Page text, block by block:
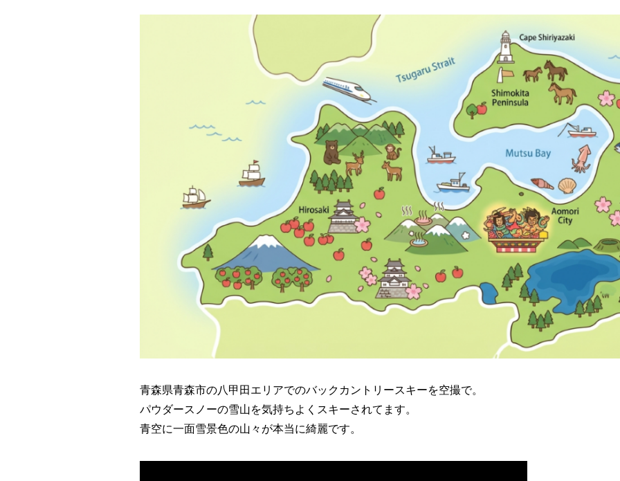
青森県青森市の八甲田エリアでのバックカントリースキーを空撮で。
パウダースノーの雪山を気持ちよくスキーされてます。
青空に一面雪景色の山々が本当に綺麗です。